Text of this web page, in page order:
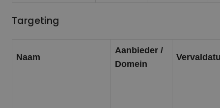
Targeting
Naam
Aanbieder /
Domein